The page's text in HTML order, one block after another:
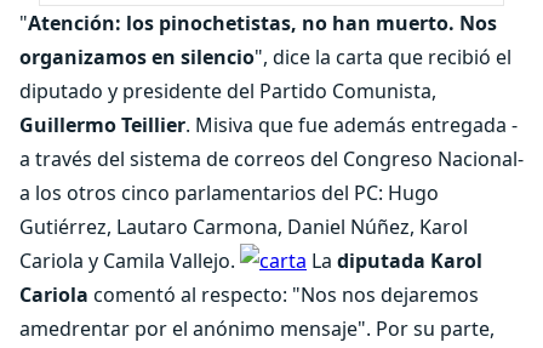
"Atención: los pinochetistas, no han muerto. Nos
organizamos en silencio", dice la carta que recibió el
diputado y presidente del Partido Comunista,
Guillermo Teillier. Misiva que fue además entregada -
a través del sistema de correos del Congreso Nacional-
a los otros cinco parlamentarios del PC: Hugo
Gutiérrez, Lautaro Carmona, Daniel Núñez, Karol
Cariola y Camila Vallejo.
La diputada Karol
Cariola comentó al respecto: "Nos nos dejaremos
amedrentar por el anónimo mensaje". Por su parte,